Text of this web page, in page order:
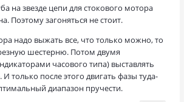
на звезде цепи для стокового мотора
Поэтому загоняться не стоит.
надо выжать все, что только можно, то
шестерню. Потом двумя
часового типа) выставлять
только после этого двигать фазы туда-
диапазон пручести.